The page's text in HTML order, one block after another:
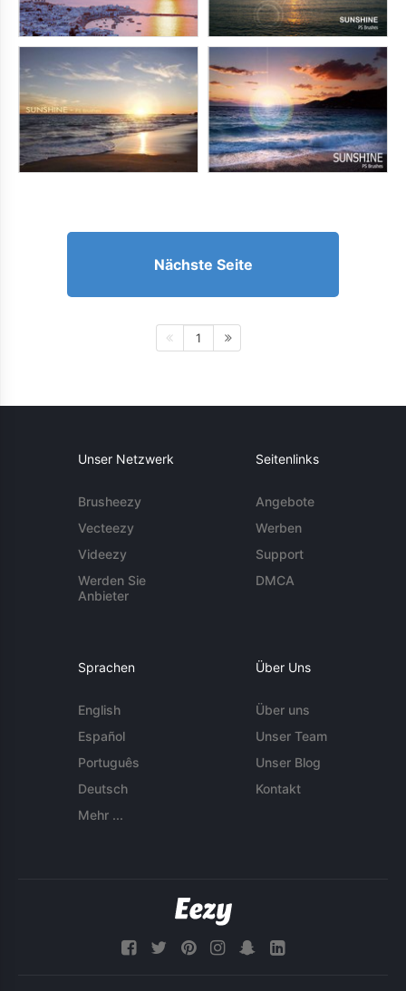
Nächste Seite
1
Unser Netzwerk
Brusheezy
Vecteezy
Videezy
Werden Sie
Anbieter
Seitenlinks
Angebote
Werben
Support
DMCA
Sprachen
English
Español
Português
Deutsch
Mehr ...
Über Uns
Über uns
Unser Team
Unser Blog
Kontakt